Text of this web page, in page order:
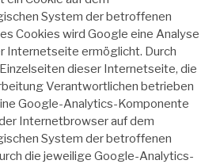
System der betroffenen
Cookies wird Google eine Analyse
Internetseite ermöglicht. Durch
dieser Internetseite, die
Verantwortlichen betrieben
Google-Analytics-Komponente
Internetbrowser auf dem
System der betroffenen
die jeweilige Google-Analytics-